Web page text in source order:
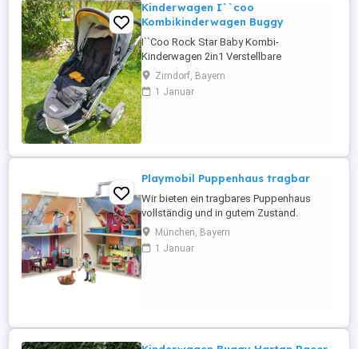
Kinderwagen I``coo
Kombikinderwagen Buggy
I``Coo Rock Star Baby Kombi-
Kinderwagen 2in1 Verstellbare
Sitzposition je nach Bedarf (nach vorne
oder hinten). Höhenverstellbare
Schiebestange. Gefederter Rahmen mit
Fußsack. Viele Umbaumöglichkeiten. ...
Zirndorf, Bayern
1 Januar
Playmobil Puppenhaus tragbar
Wir bieten ein tragbares Puppenhaus
vollständig und in gutem Zustand.
Abholung in München Trudering.
München, Bayern
1 Januar